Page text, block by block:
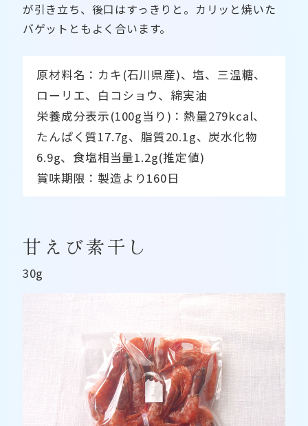
が引き立ち、後口はすっきりと。カリッと焼いた
バゲットともよく合います。
原材料名：カキ(石川県産)、塩、三温糖、
ローリエ、白コショウ、綿実油
栄養成分表示(100g当り)：熱量279kcal、
たんぱく質17.7g、脂質20.1g、炭水化物
6.9g、食塩相当量1.2g(推定値)
賞味期限：製造より160日
甘えび素干し
30g